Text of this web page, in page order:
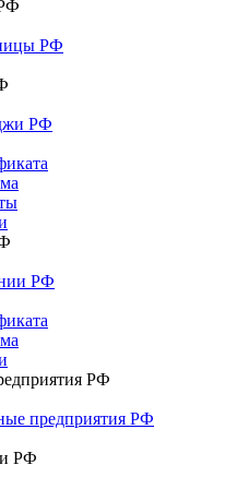
РФ
РФ
РФ
РФ
предприятия РФ
РФ